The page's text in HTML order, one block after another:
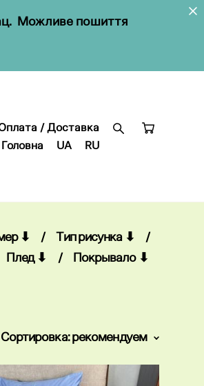
Можливе пошиття
/ Доставка
Головна UA RU
Головна UA RU
⬇ / Тип рисунка ⬇
/
Плед ⬇ /
Покрывало ⬇
Сортировка: рекомендуем